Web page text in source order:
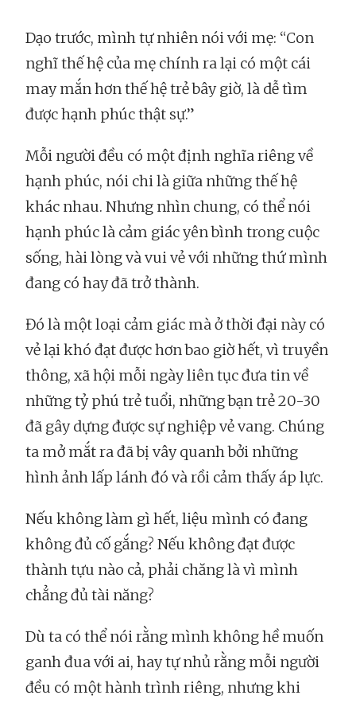
Dạo trước, mình tự nhiên nói với mẹ: “Con
nghĩ thế hệ của mẹ chính ra lại có một cái
may mắn hơn thế hệ trẻ bây giờ, là dễ tìm
được hạnh phúc thật sự.”
Mỗi người đều có một định nghĩa riêng về
hạnh phúc, nói chi là giữa những thế hệ
khác nhau. Nhưng nhìn chung, có thể nói
hạnh phúc là cảm giác yên bình trong cuộc
sống, hài lòng và vui vẻ với những thứ mình
đang có hay đã trở thành.
Đó là một loại cảm giác mà ở thời đại này có
vẻ lại khó đạt được hơn bao giờ hết, vì truyền
thông, xã hội mỗi ngày liên tục đưa tin về
những tỷ phú trẻ tuổi, những bạn trẻ 20-30
đã gây dựng được sự nghiệp vẻ vang. Chúng
ta mở mắt ra đã bị vây quanh bởi những
hình ảnh lấp lánh đó và rồi cảm thấy áp lực.
Nếu không làm gì hết, liệu mình có đang
không đủ cố gắng? Nếu không đạt được
thành tựu nào cả, phải chăng là vì mình
chẳng đủ tài năng?
Dù ta có thể nói rằng mình không hề muốn
ganh đua với ai, hay tự nhủ rằng mỗi người
đều có một hành trình riêng, nhưng khi